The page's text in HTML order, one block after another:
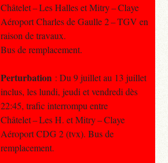
Châtelet – Les Halles et Mitry – Claye
Aéroport Charles de Gaulle 2 – TGV en
raison de travaux.
Bus de remplacement.
Perturbation : Du 9 juillet au 13 juillet
inclus, les lundi, jeudi et vendredi dès
22:45, trafic interrompu entre
Châtelet – Les H. et Mitry – Claye
Aéroport CDG 2 (tvx). Bus de
remplacement.